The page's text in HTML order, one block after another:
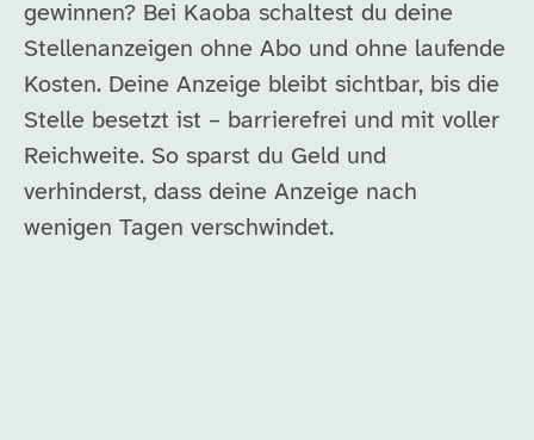
gewinnen? Bei Kaoba schaltest du deine
Stellenanzeigen ohne Abo und ohne laufende
Kosten. Deine Anzeige bleibt sichtbar, bis die
Stelle besetzt ist – barrierefrei und mit voller
Reichweite. So sparst du Geld und
verhinderst, dass deine Anzeige nach
wenigen Tagen verschwindet.